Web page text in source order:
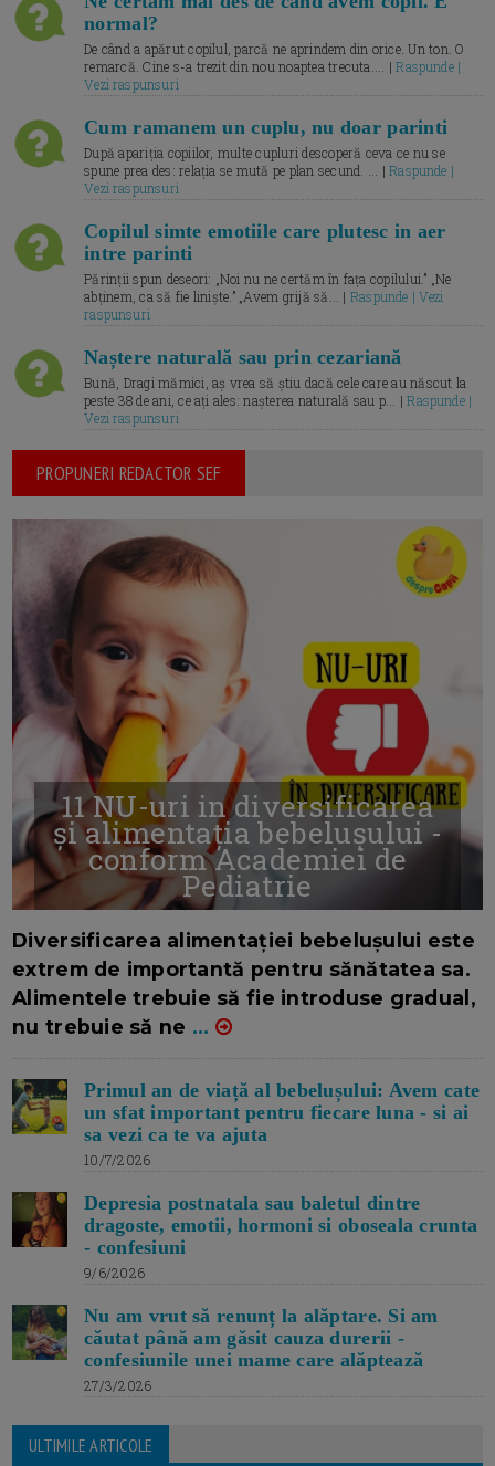
normal?
De când a apărut copilul, parcă ne aprindem din orice. Un ton. O
remarcă. Cine s-a trezit din nou noaptea trecuta.... |Raspunde |
Vezi raspunsuri
Cum ramanem un cuplu, nu doar parinti
După apariția copiilor, multe cupluri descoperă ceva ce nu se
spune prea des: relația se mută pe plan secund. ... |Raspunde |
Vezi raspunsuri
Copilul simte emotiile care plutesc in aer
intre parinti
Părinții spun deseori: „Noi nu ne certăm în fața copilului.” „Ne
abținem, ca să fie liniște.” „Avem grijă să... | Raspunde | Vezi
raspunsuri
Naștere naturală sau prin cezariană
Bună, Dragi mămici, aș vrea să știu dacă cele care au născut la
peste 38 de ani, ce ați ales: nașterea naturală sau p... |Raspunde |
Vezi raspunsuri
PROPUNERI REDACTOR SEF
11 NU-uri in diversificarea
și alimentația bebelușului -
conform Academiei de
Pediatrie
Diversificarea alimentației bebelușului este
extrem de importantă pentru sănătatea sa.
Alimentele trebuie să fie introduse gradual,
nu trebuie să ne ...
Primul an de viață al bebelușului: Avem cate
un sfat important pentru fiecare luna - si ai
sa vezi ca te va ajuta
10/7/2026
Depresia postnatala sau baletul dintre
dragoste, emotii, hormoni si oboseala crunta
- confesiuni
9/6/2026
Nu am vrut să renunț la alăptare. Si am
căutat până am găsit cauza durerii -
confesiunile unei mame care alăptează
27/3/2026
ULTIMILE ARTICOLE